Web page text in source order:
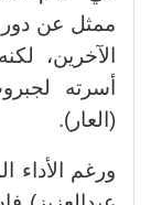
ممثل عن دور
الآخرين،
أسرته
(العار).
ورغم الأداء